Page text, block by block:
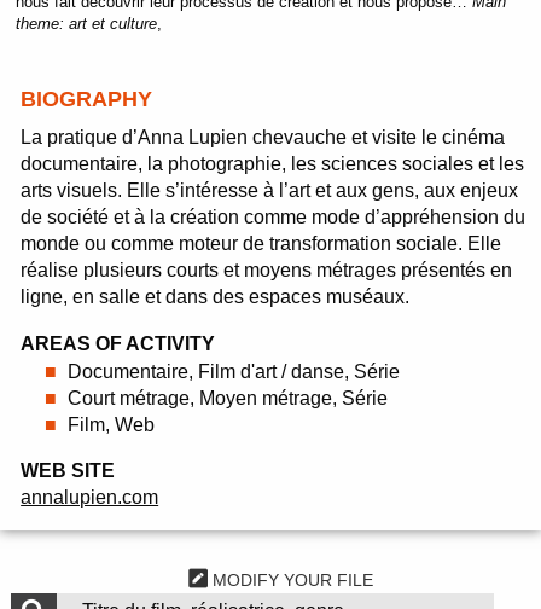
theme: art et culture,
BIOGRAPHY
La pratique d’Anna Lupien chevauche et visite le cinéma
documentaire, la photographie, les sciences sociales et les
arts visuels. Elle s’intéresse à l’art et aux gens, aux enjeux
de société et à la création comme mode d’appréhension du
monde ou comme moteur de transformation sociale. Elle
réalise plusieurs courts et moyens métrages présentés en
ligne, en salle et dans des espaces muséaux.
AREAS OF ACTIVITY
Documentaire, Film d'art / danse, Série
Court métrage, Moyen métrage, Série
Film, Web
WEB SITE
annalupien.com
MODIFY YOUR FILE